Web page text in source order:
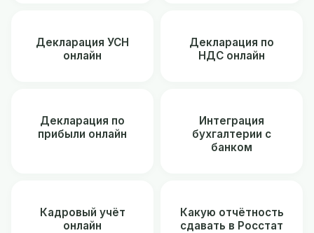
Декларация УСН
онлайн
Декларация по
НДС онлайн
Декларация по
прибыли онлайн
Интеграция
бухгалтерии с
банком
Кадровый учёт
онлайн
Какую отчётность
сдавать в Росстат